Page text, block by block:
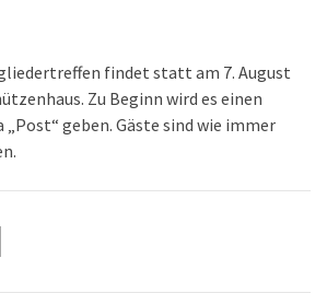
findet statt am 7. August
Zu Beginn wird es einen
geben. Gäste sind wie immer